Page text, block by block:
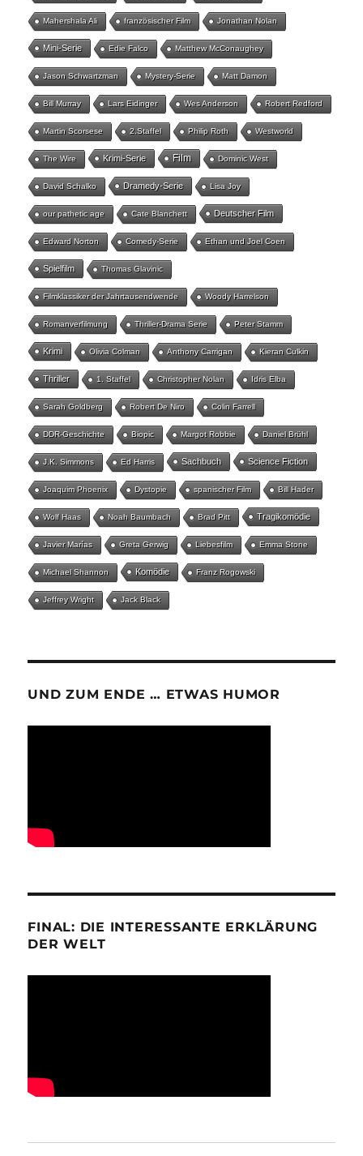
Mahershala Ali französischer Film Jonathan Nolan
Mini-Serie Edie Falco Matthew McConaughey
Jason Schwartzman Mystery-Serie Matt Damon
Bill Murray Lars Eidinger Wes Anderson Robert Redford
Martin Scorsese 2.Staffel Philip Roth Westworld
The Wire Krimi-Serie Film Dominic West
David Schalko Dramedy-Serie Lisa Joy
our pathetic age Cate Blanchett Deutscher Film
Edward Norton Comedy-Serie Ethan und Joel Coen
Spielfilm Thomas Glavinic
Filmklassiker der Jahrtausendwende Woody Harrelson
Romanverfilmung Thriller-Drama Serie Peter Stamm
Krimi Olivia Colman Anthony Carrigan Kieran Culkin
Thriller 1. Staffel Christopher Nolan Idris Elba
Sarah Goldberg Robert De Niro Colin Farrell
DDR-Geschichte Biopic Margot Robbie Daniel Brühl
J.K. Simmons Ed Harris Sachbuch Science Fiction
Joaquim Phoenix Dystopie spanischer Film Bill Hader
Wolf Haas Noah Baumbach Brad Pitt Tragikomödie
Javier Marías Greta Gerwig Liebesfilm Emma Stone
Michael Shannon Komödie Franz Rogowski
Jeffrey Wright Jack Black
UND ZUM ENDE … ETWAS HUMOR
FINAL: DIE INTERESSANTE ERKLÄRUNG
DER WELT